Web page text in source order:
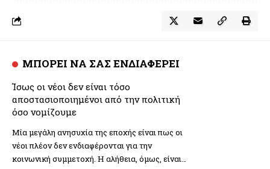
ΜΠΟΡΕΙ ΝΑ ΣΑΣ ΕΝΔΙΑΦΕΡΕΙ
Ίσως οι νέοι δεν είναι τόσο
αποστασιοποιημένοι από την πολιτική
όσο νομίζουμε
Μία μεγάλη ανησυχία της εποχής είναι πως οι
νέοι πλέον δεν ενδιαφέρονται για την
κοινωνική συμμετοχή. Η αλήθεια, όμως, είναι…